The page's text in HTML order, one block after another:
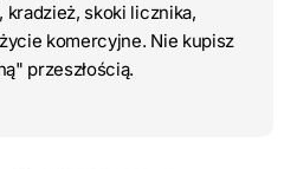
kradzież, skoki licznika,
komercyjne. Nie kupisz
przeszłością.